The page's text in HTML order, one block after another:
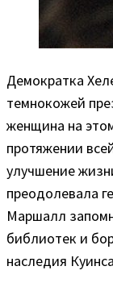
Демократка
темнокожей
женщина на
протяжении
улучшение
преодолевала
Маршалл
библиотек и
наследия